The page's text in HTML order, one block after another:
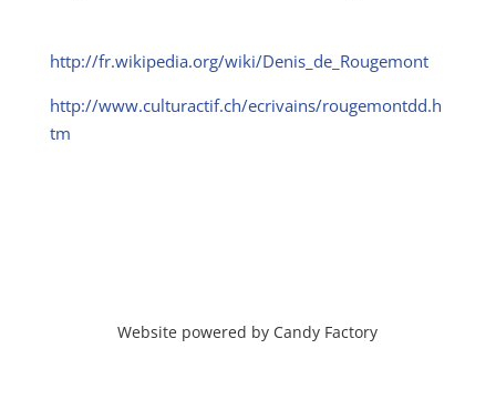
http://fr.wikipedia.org/wiki/Denis_de_Rougemont
http://www.culturactif.ch/ecrivains/rougemontdd.h
tm
Website powered by Candy Factory